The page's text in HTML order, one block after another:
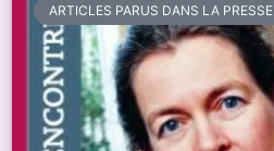
ARTICLES PARUS DANS LA PRESSE